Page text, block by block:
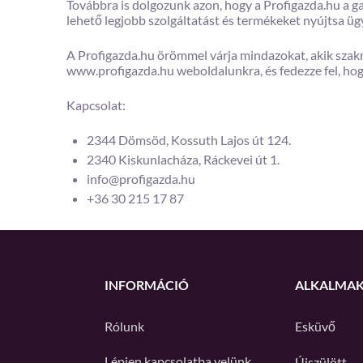
Továbbra is dolgozunk azon, hogy a Profigazda.hu a
lehető legjobb szolgáltatást és termékeket nyújtsa
A Profigazda.hu örömmel várja mindazokat, akik
www.profigazda.hu weboldalunkra, és fedezze fel,
Kapcsolat:
2344 Dömsöd, Kossuth Lajos út 124.
2340 Kiskunlacháza, Ráckevei út 1.
info@profigazda.hu
+36 30 215 17 87
INFORMÁCIÓ
Rólunk Esküvő